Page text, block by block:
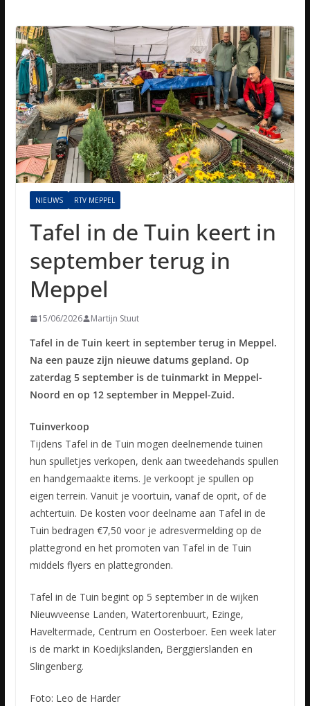
NIEUWS RTV MEPPEL
Tafel in de Tuin keert in
september terug in
Meppel
15/06/2026 Martijn Stuut
Tafel in de Tuin keert in september terug in Meppel.
Na een pauze zijn nieuwe datums gepland. Op
zaterdag 5 september is de tuinmarkt in Meppel-
Noord en op 12 september in Meppel-Zuid.
Tuinverkoop
Tijdens Tafel in de Tuin mogen deelnemende tuinen
hun spulletjes verkopen, denk aan tweedehands spullen
en handgemaakte items. Je verkoopt je spullen op
eigen terrein. Vanuit je voortuin, vanaf de oprit, of de
achtertuin. De kosten voor deelname aan Tafel in de
Tuin bedragen €7,50 voor je adresvermelding op de
plattegrond en het promoten van Tafel in de Tuin
middels flyers en plattegronden.
Tafel in de Tuin begint op 5 september in de wijken
Nieuwveense Landen, Watertorenbuurt, Ezinge,
Haveltermade, Centrum en Oosterboer. Een week later
is de markt in Koedijkslanden, Berggierslanden en
Slingenberg.
Foto: Leo de Harder